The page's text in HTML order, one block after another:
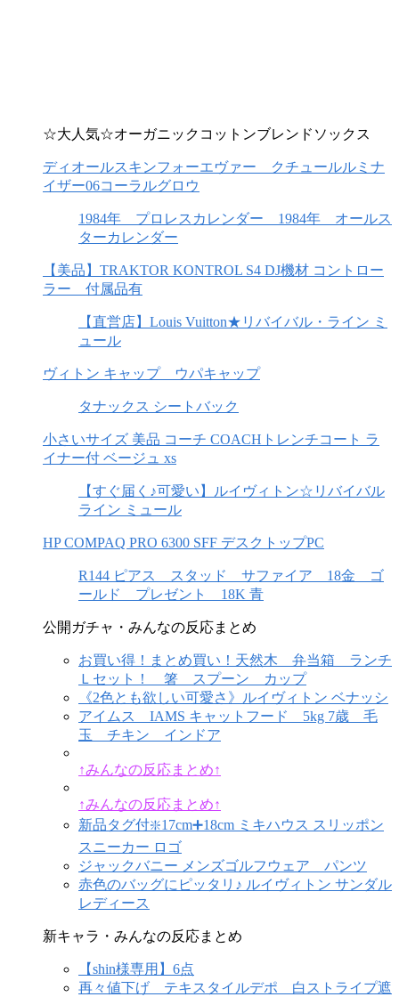
☆大人気☆オーガニックコットンブレンドソックス
ディオールスキンフォーエヴァー クチュールルミナ
イザー06コーラルグロウ
1984年 プロレスカレンダー 1984年 オールス
ターカレンダー
【美品】TRAKTOR KONTROL S4 DJ機材 コントロー
ラー 付属品有
【直営店】Louis Vuitton★リバイバル・ライン ミ
ュール
ヴィトン キャップ ウパキャップ
タナックス シートバック
小さいサイズ 美品 コーチ COACHトレンチコート ラ
イナー付 ベージュ xs
【すぐ届く♪可愛い】ルイヴィトン☆リバイバル
ライン ミュール
HP COMPAQ PRO 6300 SFF デスクトップPC
R144 ピアス スタッド サファイア 18金 ゴ
ールド プレゼント 18K 青
公開ガチャ・みんなの反応まとめ
お買い得！まとめ買い！天然木 弁当箱 ランチ
Ｌセット！ 箸 スプーン カップ
《2色とも欲しい可愛さ》ルイヴィトン ベナッシ
アイムス IAMS キャットフード 5kg 7歳 毛
玉 チキン インドア
↑みんなの反応まとめ↑
↑みんなの反応まとめ↑
新品タグ付❇️17cm➕18cm ミキハウス スリッポン
スニーカー ロゴ
ジャックバニー メンズゴルフウェア パンツ
赤色のバッグにピッタリ♪ ルイヴィトン サンダル
レディース
新キャラ・みんなの反応まとめ
【shin様専用】6点
再々値下げ テキスタイルデポ 白ストライプ遮